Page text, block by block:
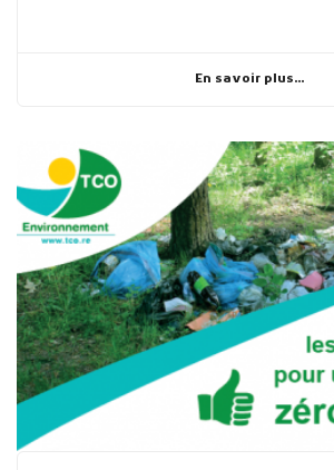
En savoir plus...